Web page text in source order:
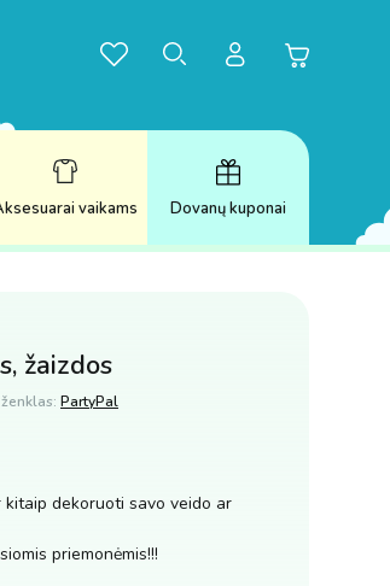
vaikams Dovanų kuponai
žaizdos
PartyPal
dekoruoti savo veido ar
priemonėmis!!!